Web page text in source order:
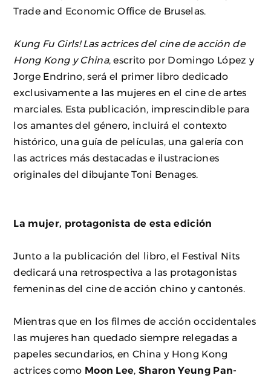
Trade and Economic Office de Bruselas.
Kung Fu Girls! Las actrices del cine de acción de
Hong Kong y China, escrito por Domingo López y
Jorge Endrino, será el primer libro dedicado
exclusivamente a las mujeres en el cine de artes
marciales. Esta publicación, imprescindible para
los amantes del género, incluirá el contexto
histórico, una guía de películas, una galería con
las actrices más destacadas e ilustraciones
originales del dibujante Toni Benages.
La mujer, protagonista de esta edición
Junto a la publicación del libro, el Festival Nits
dedicará una retrospectiva a las protagonistas
femeninas del cine de acción chino y cantonés.
Mientras que en los filmes de acción occidentales
las mujeres han quedado siempre relegadas a
papeles secundarios, en China y Hong Kong
actrices como Moon Lee ,Sharon Yeung Pan-